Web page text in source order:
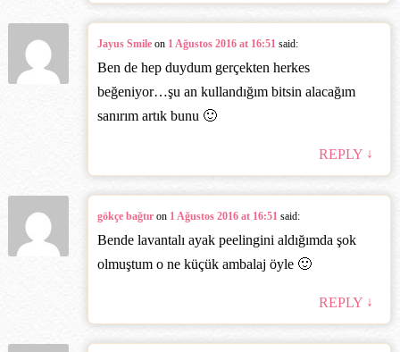
Jayus Smile on 1 Ağustos 2016 at 16:51 said:
Ben de hep duydum gerçekten herkes
beğeniyor…şu an kullandığım bitsin alacağım
sanırım artık bunu 🙂
REPLY ↓
gökçe bağtır on 1 Ağustos 2016 at 16:51 said:
Bende lavantalı ayak peelingini aldığımda şok
olmuştum o ne küçük ambalaj öyle 🙂
REPLY ↓